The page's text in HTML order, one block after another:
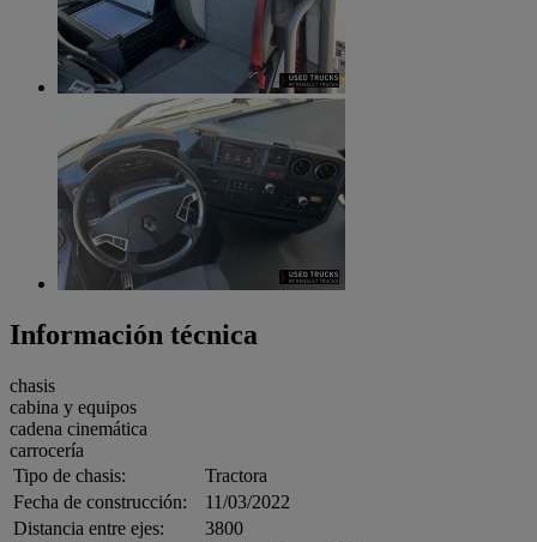
Información técnica
chasis
cabina y equipos
cadena cinemática
carrocería
Tipo de chasis:
Tractora
Fecha de construcción:
11/03/2022
Distancia entre ejes:
3800